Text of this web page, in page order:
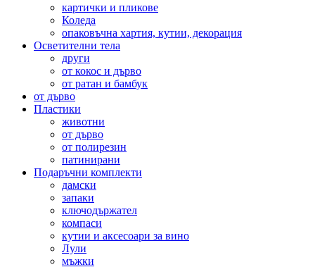
картички и пликове
Коледа
опаковъчна хартия, кутии, декорация
Осветителни тела
други
от кокос и дърво
от ратан и бамбук
от дърво
Пластики
животни
от дърво
от полирезин
патинирани
Подаръчни комплекти
дамски
запаки
ключодържател
компаси
кутии и аксесоари за вино
Лули
мъжки